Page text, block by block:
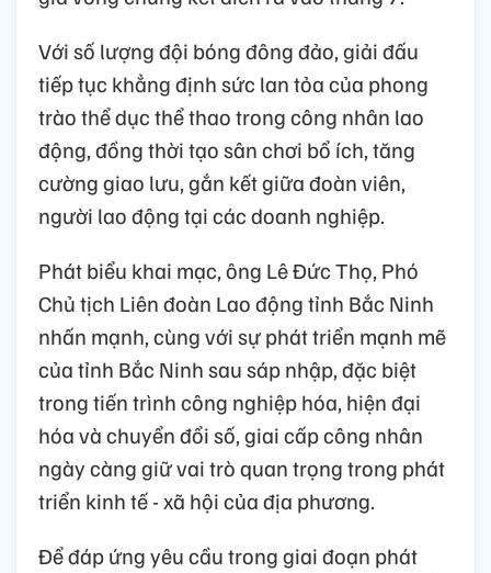
Với số lượng đội bóng đông đảo, giải đấu
tiếp tục khẳng định sức lan tỏa của phong
trào thể dục thể thao trong công nhân lao
động, đồng thời tạo sân chơi bổ ích, tăng
cường giao lưu, gắn kết giữa đoàn viên,
người lao động tại các doanh nghiệp.
Phát biểu khai mạc, ông Lê Đức Thọ, Phó
Chủ tịch Liên đoàn Lao động tỉnh Bắc Ninh
nhấn mạnh, cùng với sự phát triển mạnh mẽ
của tỉnh Bắc Ninh sau sáp nhập, đặc biệt
trong tiến trình công nghiệp hóa, hiện đại
hóa và chuyển đổi số, giai cấp công nhân
ngày càng giữ vai trò quan trọng trong phát
triển kinh tế - xã hội của địa phương.
Để đáp ứng yêu cầu trong giai đoạn phát